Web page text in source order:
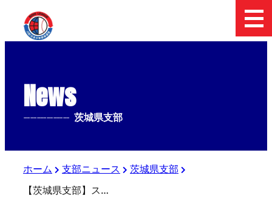
News
-------------- 茨城県支部
ホーム 支部ニュース
茨城県支部
【茨城県支部】スターゼンカップ「第55回春季全国大会支部予選」2回戦Aブロック～笠間市民球場～試合結果